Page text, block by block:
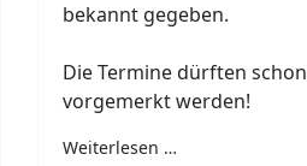
bekannt gegeben.
Die Termine dürften
vorgemerkt werden!
Weiterlesen …